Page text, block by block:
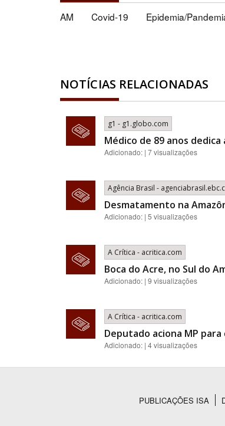
AM Covid-19 Epidemia/
NOTÍCIAS RELACIONADAS
g1 - g1.globo.com
Médico de 89 anos
Adicionado: | 7 visualizações
Agência Brasil -
Desmatamento na
Adicionado: | 5 visualizações
A Crítica - acritica.com
Boca do Acre, no Sul do
Adicionado: | 9 visualizações
A Crítica - acritica.com
Deputado aciona MP
Adicionado: | 4 visualizações
PUBLICAÇÕES ISA